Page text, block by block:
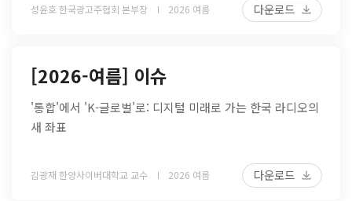
성윤호 한국광고주협회 본부장 2026 여름 다운로드
[2026-여름] 이슈
'통합'에서 'K-글로벌'로: 디지털 미래로 가는 한국 라디오의
새 좌표
김광재 한양사이버대학교 교수 2026 여름 다운로드